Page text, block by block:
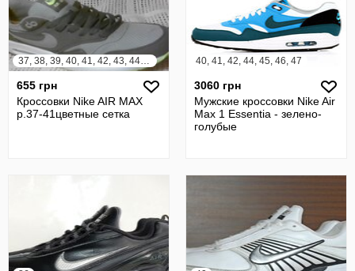
37, 38, 39, 40, 41, 42, 43, 44, 45, 46
655 грн
Кроссовки Nike AIR MAX
р.37-41цветные сетка
40, 41, 42, 44, 45, 46, 47
3060 грн
Мужские кроссовки Nike Air
Max 1 Essentia - зелено-
голубые